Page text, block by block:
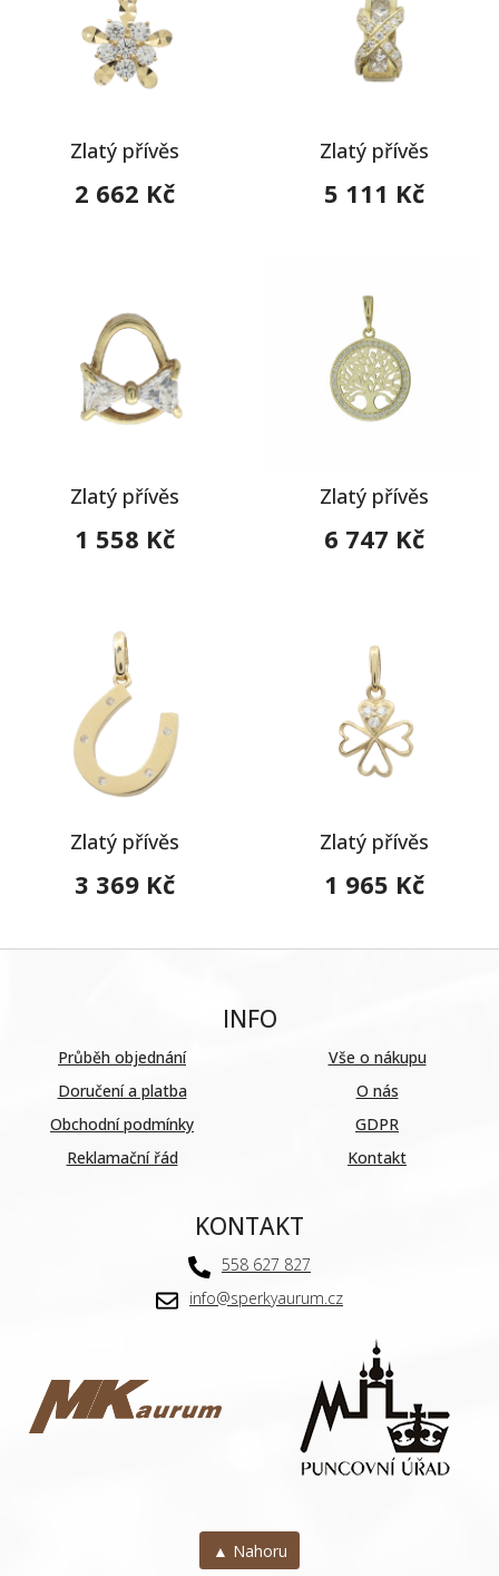
Zlatý přívěs
2 662 Kč
Zlatý přívěs
5 111 Kč
Zlatý přívěs
1 558 Kč
Zlatý přívěs
6 747 Kč
Zlatý přívěs
3 369 Kč
Zlatý přívěs
1 965 Kč
INFO
Průběh objednání
Doručení a platba
Obchodní podmínky
Reklamační řád
Vše o nákupu
O nás
GDPR
Kontakt
KONTAKT
558 627 827
info@sperkyaurum.cz
▲ Nahoru